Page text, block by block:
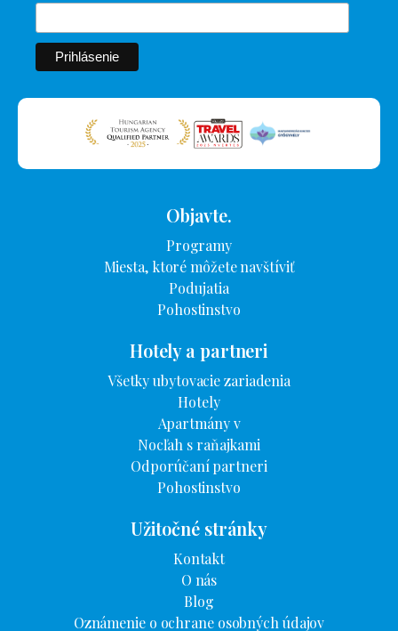
Objavte.
Programy
Miesta, ktoré môžete navštíviť
Podujatia
Pohostinstvo
Hotely a partneri
Všetky ubytovacie zariadenia
Hotely
Apartmány v
Nocľah s raňajkami
Odporúčaní partneri
Pohostinstvo
Užitočné stránky
Kontakt
O nás
Blog
Oznámenie o ochrane osobných údajov